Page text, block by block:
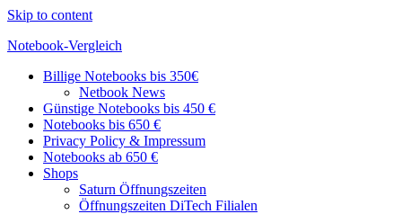
Skip to content
Notebook-Vergleich
Geräte
Vergleich
Billige Notebooks bis 350€
Netbook News
Günstige Notebooks bis 450 €
Notebooks bis 650 €
Privacy Policy & Impressum
Notebooks ab 650 €
Shops
Saturn Öffnungszeiten
Öffnungszeiten DiTech Filialen